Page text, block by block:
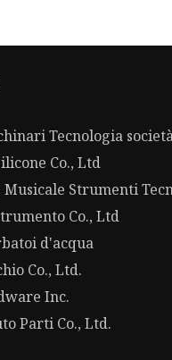
Tecnologia
Co., Ltd
Musicale Strumenti
Co., Ltd
d'acqua
Co., Ltd.
Inc.
Parti Co., Ltd.